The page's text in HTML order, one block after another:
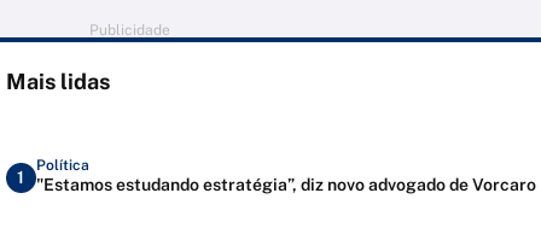
Publicidade
Mais lidas
1
Política
"Estamos estudando estratégia”, diz novo advogado de Vorcaro